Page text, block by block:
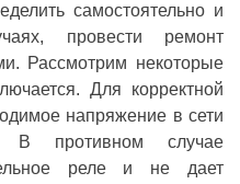
самостоятельно и
провести ремонт
Рассмотрим некоторые
Для корректной
напряжение в сети
В противном случае
реле и не дает